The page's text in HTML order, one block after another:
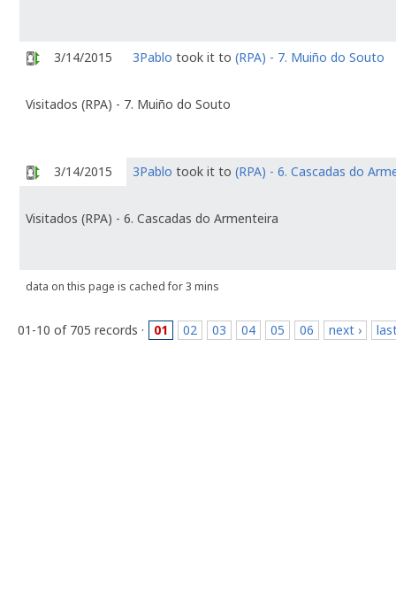
3/14/2015 3Pablo took it to (RPA) - 7. Muiño do Souto
Visitados (RPA) - 7. Muiño do Souto
3/14/2015 3Pablo took it to (RPA) - 6. Cascadas do
Visitados (RPA) - 6. Cascadas do Armenteira
data on this page is cached for 3 mins
01-10 of 705 records · 01 02 03 04 05 06 next ›